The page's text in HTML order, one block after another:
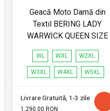
Geacă Moto Damă din
Textil BERING LADY
WARWICK QUEEN SIZE
WL WXL W2XL
W3XL W4XL W5XL
Livrare Gratuită, 1-3 zile
1,290.00 RON